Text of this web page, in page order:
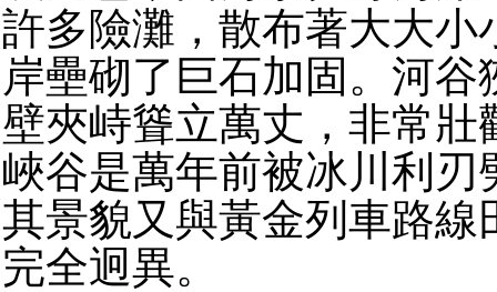
許多險灘，散布著大大小
岸壘砌了巨石加固。河谷
壁夾峙聳立萬丈，非常壯
峽谷是萬年前被冰川利刃
其景貌又與黃金列車路線
完全迥異。